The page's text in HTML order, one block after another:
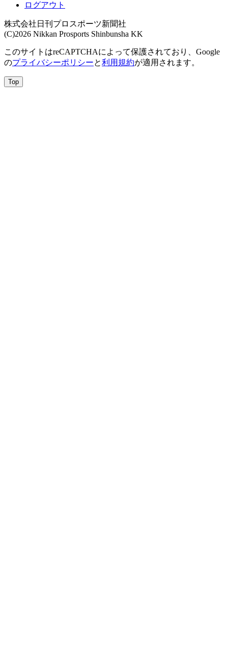
ログアウト
株式会社日刊プロスポーツ新聞社
(C)2026 Nikkan Prosports Shinbunsha KK
このサイトはreCAPTCHAによって保護されており、Google
のプライバシーポリシーと利用規約が適用されます。
Top